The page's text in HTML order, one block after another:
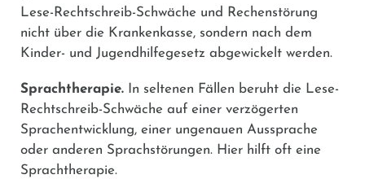
Lese-Rechtschreib-Schwäche und Rechenstörung
nicht über die Krankenkasse, sondern nach dem
Kinder- und Jugendhilfegesetz abgewickelt werden.
Sprachtherapie. In seltenen Fällen beruht die Lese-
Rechtschreib-Schwäche auf einer verzögerten
Sprachentwicklung, einer ungenauen Aussprache
oder anderen Sprachstörungen. Hier hilft oft eine
Sprachtherapie.